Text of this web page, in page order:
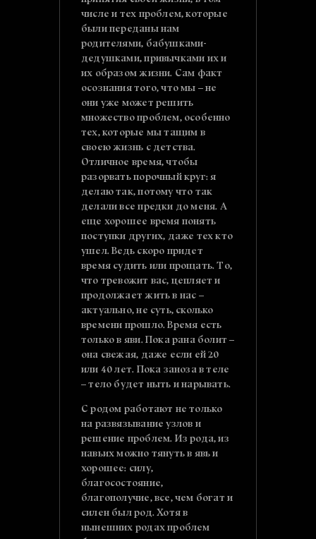
числе и тех проблем, которые
были переданы нам
родителями, бабушками-
дедушками, привычками их и
их образом жизни. Сам факт
осознания того, что мы – не
они уже может решить
множество проблем, особенно
тех, которые мы тащим в
своею жизнь с детства.
Отличное время, чтобы
разорвать порочный круг: я
делаю так, потому что так
делали все предки до меня. А
еще хорошее время понять
поступки других, даже тех кто
ушел. Ведь скоро придет
время судить или прощать. То,
что тревожит вас, цепляет и
продолжает жить в нас –
актуально, не суть, сколько
времени прошло. Время есть
только в яви. Пока рана болит –
она свежая, даже если ей 20
или 40 лет. Пока заноза в теле
– тело будет ныть и нарывать.
С родом работают не только
на развязывание узлов и
решение проблем. Из рода, из
навьих можно тянуть в явь и
хорошее: силу,
благосостояние,
благополучие, все, чем богат и
силен был род. Хотя в
нынешних родах проблем